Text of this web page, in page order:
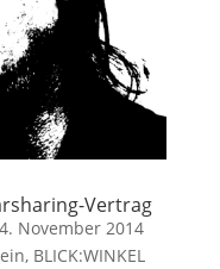
Vertrag
November 2014
, BLICK:WINKEL